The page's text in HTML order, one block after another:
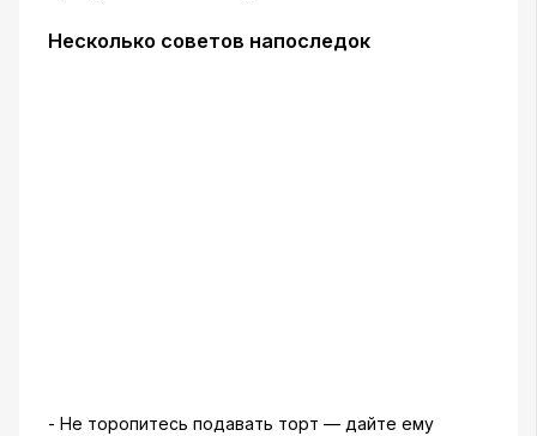
Несколько советов напоследок
- Не торопитесь подавать торт — дайте ему